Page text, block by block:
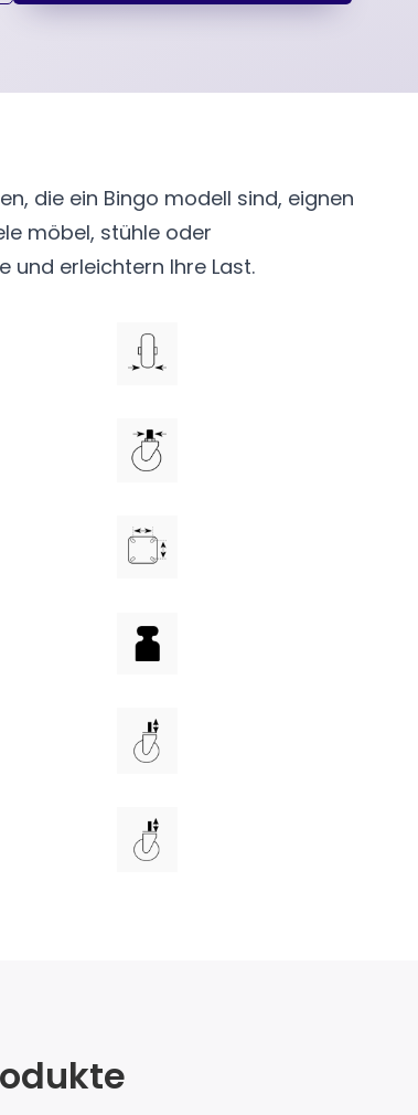
die ein Bingo modell sind, eignen
möbel, stühle oder
und erleichtern Ihre Last.